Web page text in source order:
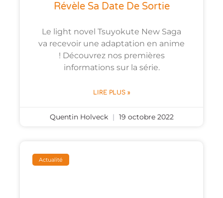
Révèle Sa Date De Sortie
Le light novel Tsuyokute New Saga
va recevoir une adaptation en anime
! Découvrez nos premières
informations sur la série.
LIRE PLUS »
Quentin Holveck 19 octobre 2022
Actualité